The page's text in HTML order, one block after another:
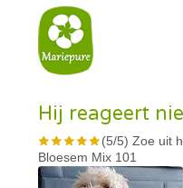
Hij reageert
(5/5)Zoe uit
Bloesem Mix 101